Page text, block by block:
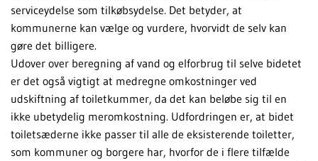
serviceydelse som tilkøbsydelse. Det betyder, at
kommunerne kan vælge og vurdere, hvorvidt de selv kan
gøre det billigere.
Udover over beregning af vand og elforbrug til selve bidetet
er det også vigtigt at medregne omkostninger ved
udskiftning af toiletkummer, da det kan beløbe sig til en
ikke ubetydelig meromkostning. Udfordringen er, at bidet
toiletsæderne ikke passer til alle de eksisterende toiletter,
som kommuner og borgere har, hvorfor de i flere tilfælde